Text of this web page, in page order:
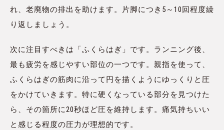
れ、老廃物の排出を助けます。片脚につき5～10回程度繰
り返しましょう。
次に注目すべきは「ふくらはぎ」です。ランニング後、
最も疲労を感じやすい部位の一つです。親指を使って、
ふくらはぎの筋肉に沿って円を描くようにゆっくりと圧
をかけていきます。特に硬くなっている部分を見つけた
ら、その箇所に20秒ほど圧を維持します。痛気持ちいい
と感じる程度の圧力が理想的です。